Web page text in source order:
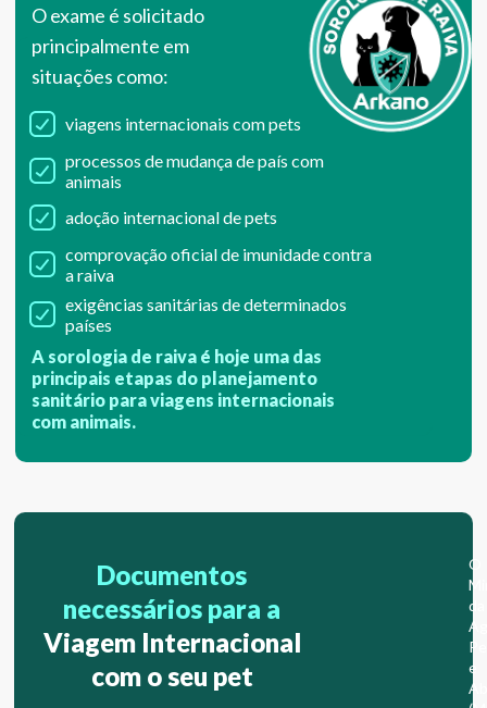
O exame é solicitado
principalmente em
situações como:
viagens internacionais com pets
processos de mudança de país com
animais
adoção internacional de pets
comprovação oficial de imunidade contra
a raiva
exigências sanitárias de determinados
países
A sorologia de raiva é hoje uma das
principais etapas do planejamento
sanitário para viagens internacionais
com animais.
Documentos
necessários para a
Viagem Internacional
com o seu pet
O
da
e